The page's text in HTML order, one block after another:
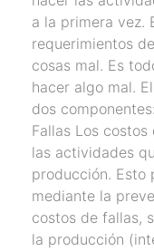
a la primera vez.
requerimientos
cosas mal. Es
hacer algo mal.
dos
Fallas Los
las actividades
producción. Esto
mediante la
costos de fallas,
la producción